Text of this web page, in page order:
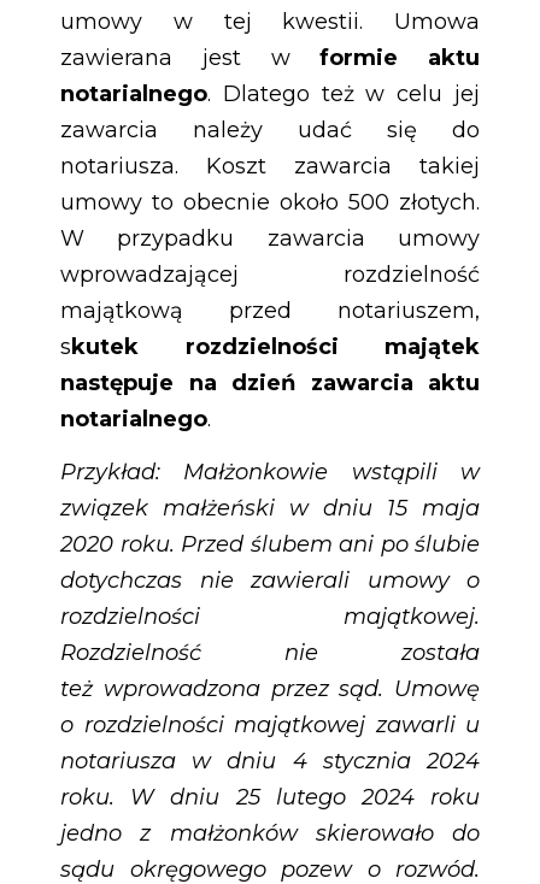
umowy w tej kwestii. Umowa
zawierana jest wformie aktu
notarialnego. Dlatego też w celu jej
zawarcia należy udać się do
notariusza. Koszt zawarcia takiej
umowy to obecnie około 500 złotych.
W przypadku zawarcia umowy
wprowadzającej rozdzielność
majątkową przed notariuszem,
skutek rozdzielności majątek
następuje na dzień zawarcia aktu
notarialnego.
Przykład: Małżonkowie wstąpili w
związek małżeński w dniu 15 maja
2020 roku. Przed ślubem ani po ślubie
dotychczas nie zawierali umowy o
rozdzielności majątkowej.
Rozdzielność nie została
też wprowadzona przez sąd. Umowę
o rozdzielności majątkowej zawarli u
notariusza w dniu 4 stycznia 2024
roku. W dniu 25 lutego 2024 roku
jedno z małżonków skierowało do
sądu okręgowego pozew o rozwód.